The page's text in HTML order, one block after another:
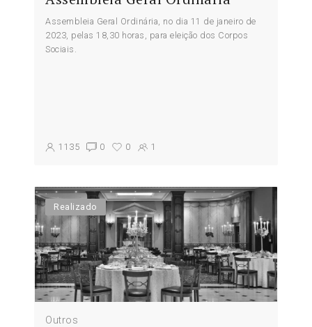
Assembleia Geral Ordinária, no dia 11 de janeiro de
2023, pelas 18,30 horas, para eleição dos Corpos
Sociais.
1135 0 0 1
Realizado
Outros